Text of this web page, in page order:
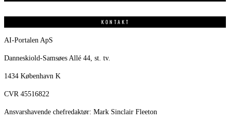
KONTAKT
AI-Portalen ApS
Danneskiold-Samsøes Allé 44, st. tv.
1434 København K
CVR 45516822
Ansvarshavende chefredaktør: Mark Sinclair Fleeton